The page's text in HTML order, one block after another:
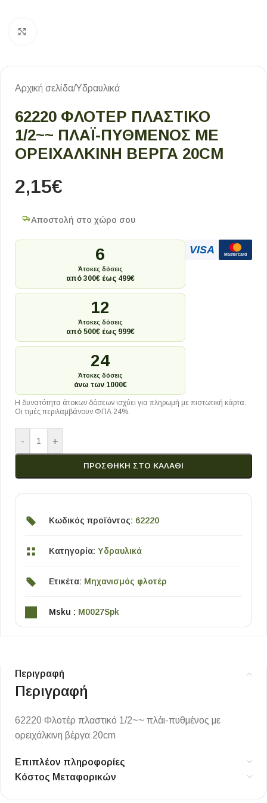
Αρχική σελίδα/Υδραυλικά
62220 ΦΛΟΤΈΡ ΠΛΑΣΤΙΚΌ
1/2~~ ΠΛΆΙ-ΠΥΘΜΈΝΟΣ ΜΕ
ΟΡΕΙΧΆΛΚΙΝΗ ΒΈΡΓΑ 20CM
2,15€
Αποστολή στο χώρο σου
6
Άτοκες δόσεις
από 300€ έως 499€
12
Άτοκες δόσεις
από 500€ έως 999€
24
Άτοκες δόσεις
άνω των 1000€
VISA Mastercard
Η δυνατότητα άτοκων δόσεων ισχύει για πληρωμή με πιστωτική κάρτα.
Οι τιμές περιλαμβάνουν ΦΠΑ 24%.
- +
ΠΡΟΣΘΉΚΗ ΣΤΟ ΚΑΛΆΘΙ
Κωδικός προϊόντος: 62220
Κατηγορία: Υδραυλικά
Ετικέτα: Μηχανισμός φλοτέρ
Msku : M0027Spk
Περιγραφή
Περιγραφή
62220 Φλοτέρ πλαστικό 1/2~~ πλάι-πυθμένος με
ορειχάλκινη βέργα 20cm
Επιπλέον πληροφορίες
Κόστος Μεταφορικών